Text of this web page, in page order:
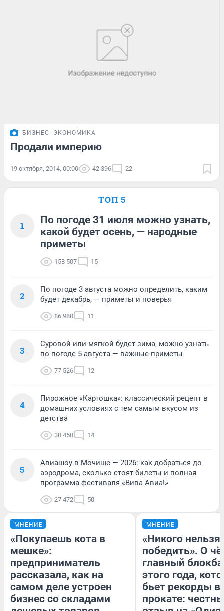
БИЗНЕС ЭКОНОМИКА
Продали империю
19 октября, 2014, 00:00 42 396 22
ТОП 5
1
По погоде 31 июля можно узнать,
какой будет осень, — народные
приметы
158 507 15
2
По погоде 3 августа можно определить, каким
будет декабрь, — приметы и поверья
86 980 11
3
Суровой или мягкой будет зима, можно узнать
по погоде 5 августа — важные приметы
77 526 12
4
Пирожное «Картошка»: классический рецепт в
домашних условиях с тем самым вкусом из
детства
30 450 14
5
Авиашоу в Мочище — 2026: как добраться до
аэродрома, сколько стоят билеты и полная
программа фестиваля «Вива Авиа!»
27 472 50
МНЕНИЕ
«Покупаешь кота в
мешке»:
предприниматель
рассказала, как на
самом деле устроен
бизнес со складами
МНЕНИЕ
«Никого нельзя
победить». О
главный
этого года,
бьет рекорды в
прокате: